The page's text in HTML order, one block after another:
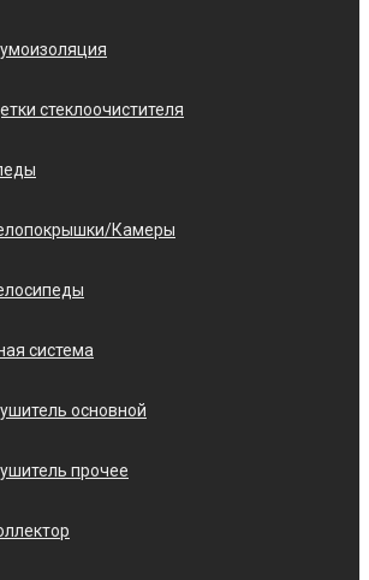
стеклоочистителя
Камеры
система
основной
прочее